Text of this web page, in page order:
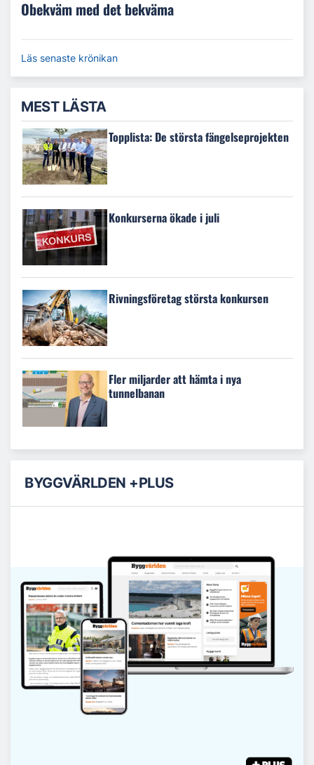
Obekväm med det bekväma
Läs senaste krönikan
MEST LÄSTA
Topplista: De största fängelseprojekten
Konkurserna ökade i juli
Rivningsföretag största konkursen
Fler miljarder att hämta i nya
tunnelbanan
BYGGVÄRLDEN +PLUS